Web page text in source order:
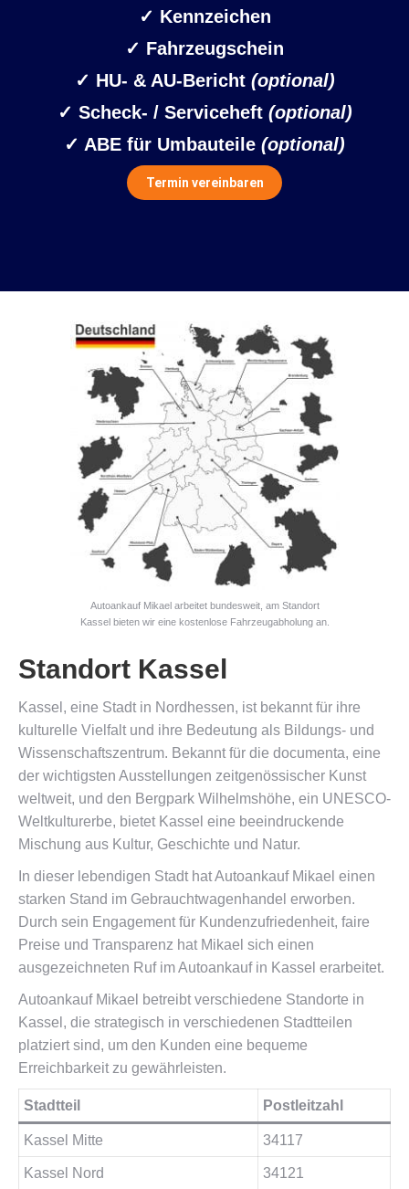
✓ Kennzeichen
✓ Fahrzeugschein
✓ HU- & AU-Bericht (optional)
✓ Scheck- / Serviceheft (optional)
✓ ABE für Umbauteile (optional)
Termin vereinbaren
Autoankauf Mikael arbeitet bundesweit, am Standort
Kassel bieten wir eine kostenlose Fahrzeugabholung an.
Standort Kassel
Kassel, eine Stadt in Nordhessen, ist bekannt für ihre
kulturelle Vielfalt und ihre Bedeutung als Bildungs- und
Wissenschaftszentrum. Bekannt für die documenta, eine
der wichtigsten Ausstellungen zeitgenössischer Kunst
weltweit, und den Bergpark Wilhelmshöhe, ein UNESCO-
Weltkulturerbe, bietet Kassel eine beeindruckende
Mischung aus Kultur, Geschichte und Natur.
In dieser lebendigen Stadt hat Autoankauf Mikael einen
starken Stand im Gebrauchtwagenhandel erworben.
Durch sein Engagement für Kundenzufriedenheit, faire
Preise und Transparenz hat Mikael sich einen
ausgezeichneten Ruf im Autoankauf in Kassel erarbeitet.
Autoankauf Mikael betreibt verschiedene Standorte in
Kassel, die strategisch in verschiedenen Stadtteilen
platziert sind, um den Kunden eine bequeme
Erreichbarkeit zu gewährleisten.
Stadtteil Postleitzahl
Kassel Mitte 34117
Kassel Nord 34121